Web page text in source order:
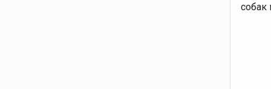
собак